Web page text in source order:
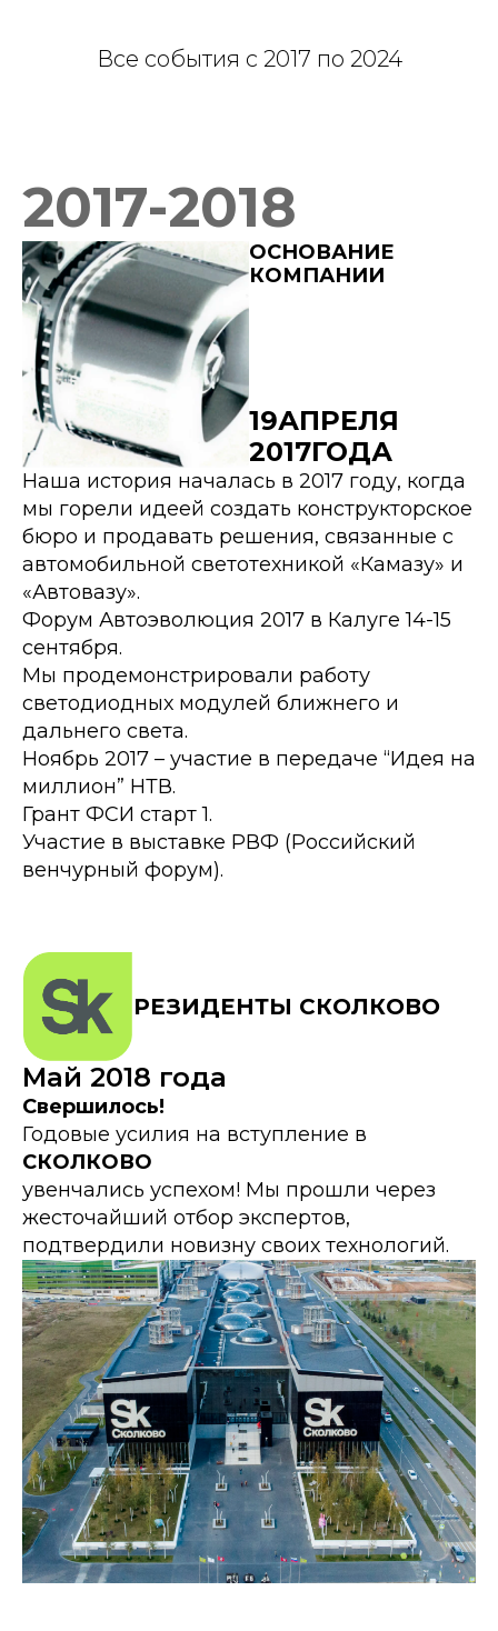
Все события с 2017 по 2024
2017-2018
ОСНОВАНИЕ
КОМПАНИИ
19АПРЕЛЯ
2017ГОДА
Наша история началась в 2017 году, когда
мы горели идеей создать конструкторское
бюро и продавать решения, связанные с
автомобильной светотехникой «Камазу» и
«Автовазу».
Форум Автоэволюция 2017 в Калуге 14-15
сентября.
Мы продемонстрировали работу
светодиодных модулей ближнего и
дальнего света.
Ноябрь 2017 – участие в передаче “Идея на
миллион” НТВ.
Грант ФСИ старт 1.
Участие в выставке РВФ (Российский
венчурный форум).
РЕЗИДЕНТЫ СКОЛКОВО
Май 2018 года
Свершилось!
Годовые усилия на вступление в
СКОЛКОВО
увенчались успехом! Мы прошли через
жесточайший отбор экспертов,
подтвердили новизну своих технологий.